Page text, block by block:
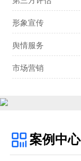
形象宣传
舆情服务
市场营销
案例中心